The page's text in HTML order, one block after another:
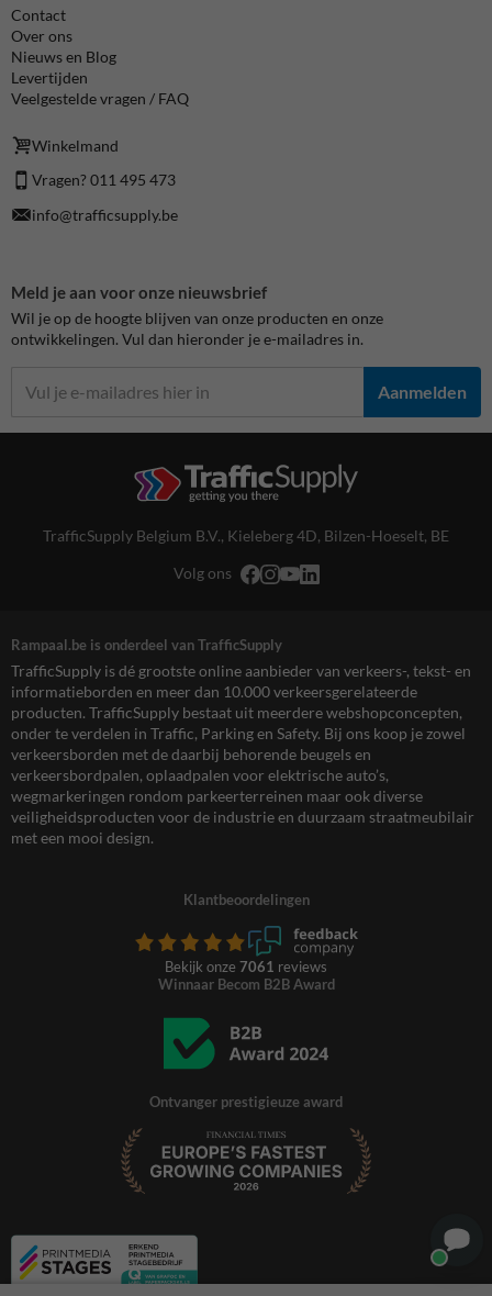
Contact
Over ons
Nieuws en Blog
Levertijden
Veelgestelde vragen / FAQ
Winkelmand
Vragen? 011 495 473
info@trafficsupply.be
Meld je aan voor onze nieuwsbrief
Wil je op de hoogte blijven van onze producten en onze
ontwikkelingen. Vul dan hieronder je e-mailadres in.
Aanmelden
TrafficSupply Belgium B.V., Kieleberg 4D, Bilzen-Hoeselt, BE
Volg ons
Rampaal.be is onderdeel van TrafficSupply
TrafficSupply is dé grootste online aanbieder van verkeers-, tekst- en
informatieborden en meer dan 10.000 verkeersgerelateerde
producten. TrafficSupply bestaat uit meerdere webshopconcepten,
onder te verdelen in Traffic, Parking en Safety. Bij ons koop je zowel
verkeersborden met de daarbij behorende beugels en
verkeersbordpalen, oplaadpalen voor elektrische auto’s,
wegmarkeringen rondom parkeerterreinen maar ook diverse
veiligheidsproducten voor de industrie en duurzaam straatmeubilair
met een mooi design.
Klantbeoordelingen
Bekijk onze 7061 reviews
Winnaar Becom B2B Award
Ontvanger prestigieuze award